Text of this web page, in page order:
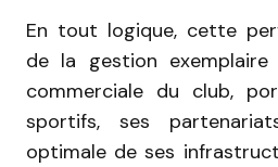
En tout logique, cette
de la gestion
commerciale du club,
sportifs, ses
optimale de ses